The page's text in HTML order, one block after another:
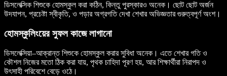
ডিসলেক্সিক শিশুকে হোমস্কুল করা কঠিন, কিন্তু পুরস্কারও অনেক। ছোট ছোট অর্জন
উদযাপন, প্রচেষ্টা স্বীকৃতি, ও পড়ার অগ্রগতি দেখা শেখার অভিজ্ঞতার গুরুত্বপূর্ণ অংশ।
হোমস্কুলিংয়ের সুফল কাজে লাগানো
ডিসলেক্সিয়া–আক্রান্ত শিশুকে হোমস্কুল করার সুবিধা অনেক। এতে শেখার গতি ও
কৌশল নিজের মতো ঠিক করা যায়, পৃথক চাহিদা পূরণ হয়, আর শিক্ষার্থীরা নিরাপদ ও
উৎসাহী পরিবেশে বেড়ে ওঠে।